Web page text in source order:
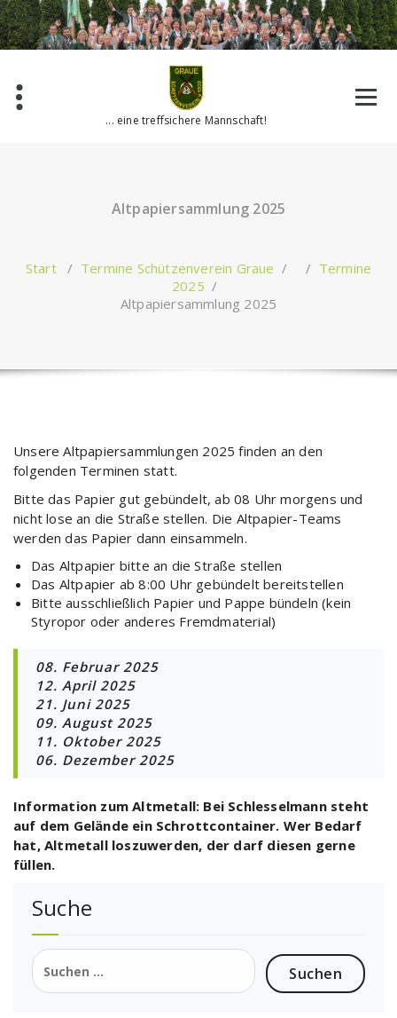
Zum
Inhalt
springen
... eine treffsichere Mannschaft!
Altpapiersammlung 2025
Start/ Termine Schützenverein Graue / / Termine
2025 /
Altpapiersammlung 2025
Unsere Altpapiersammlungen 2025 finden an den
folgenden Terminen statt.
Bitte das Papier gut gebündelt, ab 08 Uhr morgens und
nicht lose an die Straße stellen. Die Altpapier-Teams
werden das Papier dann einsammeln.
Das Altpapier bitte an die Straße stellen
Das Altpapier ab 8:00 Uhr gebündelt bereitstellen
Bitte ausschließlich Papier und Pappe bündeln (kein
Styropor oder anderes Fremdmaterial)
08. Februar 2025
12. April 2025
21. Juni 2025
09. August 2025
11. Oktober 2025
06. Dezember 2025
Information zum Altmetall: Bei Schlesselmann steht
auf dem Gelände ein Schrottcontainer. Wer Bedarf
hat, Altmetall loszuwerden, der darf diesen gerne
füllen.
Suche
Suchen
nach: